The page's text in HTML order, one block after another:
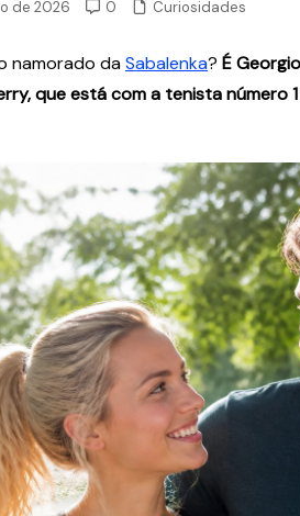
de 2026 0 Curiosidades
namorado daSabalenka? É
que está com a tenista número
Finanças
Conceito,
Tipos e Estratégias para Seu
Zelda Sousa 3 de junho de 2026